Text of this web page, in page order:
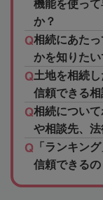
機能を使っ
か？
相続にあた
かを知りたい
土地を相続
信頼できる相
相続につい
や相談先、法
「ランキン
信頼できるの